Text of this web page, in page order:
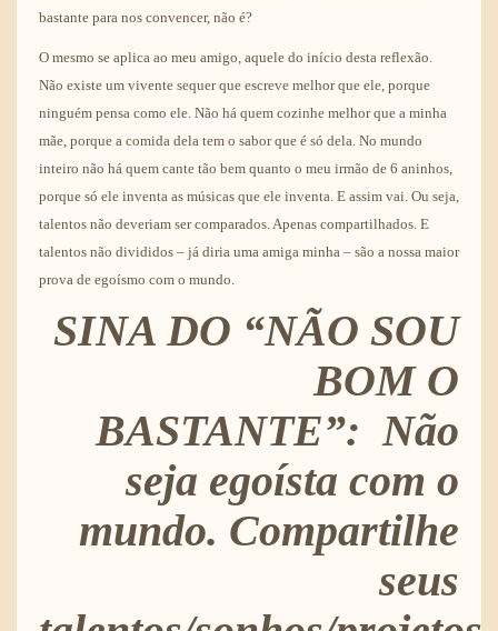
bastante para nos convencer, não é?
O mesmo se aplica ao meu amigo, aquele do início desta reflexão.
Não existe um vivente sequer que escreve melhor que ele, porque
ninguém pensa como ele. Não há quem cozinhe melhor que a minha
mãe, porque a comida dela tem o sabor que é só dela. No mundo
inteiro não há quem cante tão bem quanto o meu irmão de 6 aninhos,
porque só ele inventa as músicas que ele inventa. E assim vai. Ou seja,
talentos não deveriam ser comparados. Apenas compartilhados. E
talentos não divididos – já diria uma amiga minha – são a nossa maior
prova de egoísmo com o mundo.
SINA DO “NÃO SOU
BOM O
BASTANTE”:Não
seja egoísta com o
mundo. Compartilhe
seus